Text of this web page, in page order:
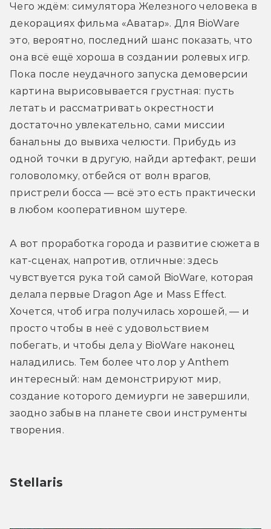
Чего ждём: симулятора Железного человека в
декорациях фильма «Аватар». Для BioWare
это, вероятно, последний шанс показать, что
она всё ещё хороша в создании ролевых игр.
Пока после неудачного запуска демоверсии
картина вырисовывается грустная: пусть
летать и рассматривать окрестности
достаточно увлекательно, сами миссии
банальны до вывиха челюсти. Прибудь из
одной точки в другую, найди артефакт, реши
головоломку, отбейся от волн врагов,
пристрели босса — всё это есть практически
в любом кооперативном шутере.
А вот проработка города и развитие сюжета в
кат-сценах, напротив, отличные: здесь
чувствуется рука той самой BioWare, которая
делала первые Dragon Age и Mass Effect.
Хочется, чтоб игра получилась хорошей, — и
просто чтобы в неё с удовольствием
побегать, и чтобы дела у BioWare наконец
наладились. Тем более что лор у Anthem
интересный: нам демонстрируют мир,
создание которого демиурги не завершили,
заодно забыв на планете свои инструменты
творения.
Stellaris